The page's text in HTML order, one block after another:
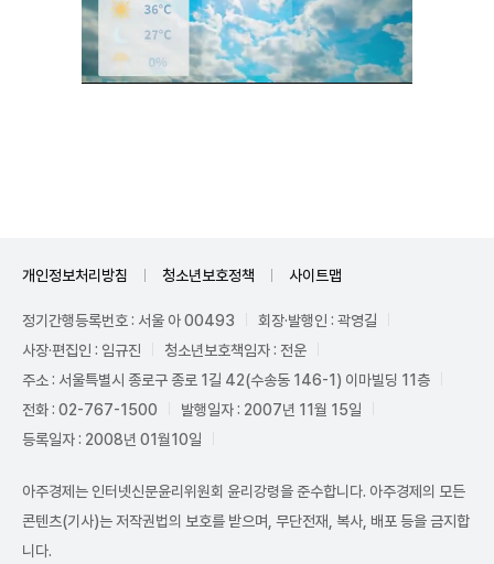
개인정보처리방침 청소년보호정책 사이트맵
정기간행등록번호 : 서울 아 00493
회장·발행인 : 곽영길
사장·편집인 : 임규진
청소년보호책임자 : 전운
주소 : 서울특별시 종로구 종로 1길 42(수송동 146-1) 이마빌딩 11층
전화 : 02-767-1500
발행일자 : 2007년 11월 15일
등록일자 : 2008년 01월10일
아주경제는 인터넷신문윤리위원회 윤리강령을 준수합니다. 아주경제의 모든
콘텐츠(기사)는 저작권법의 보호를 받으며, 무단전재, 복사, 배포 등을 금지합
니다.